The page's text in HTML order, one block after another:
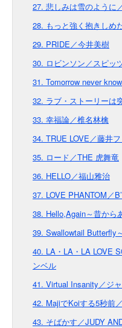
27. 悲しみは雪のように
28. もっと強く抱きしめ
29. PRIDE／今井美樹
30. ロビンソン／スピッ
31. Tomorrow never
32. ラブ・ストーリーは
33. 幸福論／椎名林檎
34. TRUE LOVE／藤井
35. ロード／THE 虎舞竜
36. HELLO／福山雅治
37. LOVE PHANTOM／
38. Hello,Again～昔から
39. Swallowtail Butterfly
40. LA・LA・LA LOVE
ンベル
41. Virtual Insanity／ジ
42. MajiでKoiする5秒前
43. そばかす／JUDY